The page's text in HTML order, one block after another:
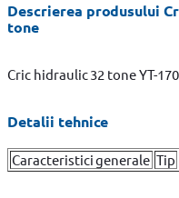
Descrierea produsului
tone
Cric hidraulic 32 tone YT-
Detalii tehnice
Caracteristici generale Tip